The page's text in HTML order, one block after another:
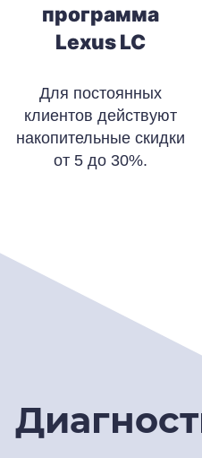
программа
Lexus LC
Для постоянных
клиентов действуют
накопительные скидки
от 5 до 30%.